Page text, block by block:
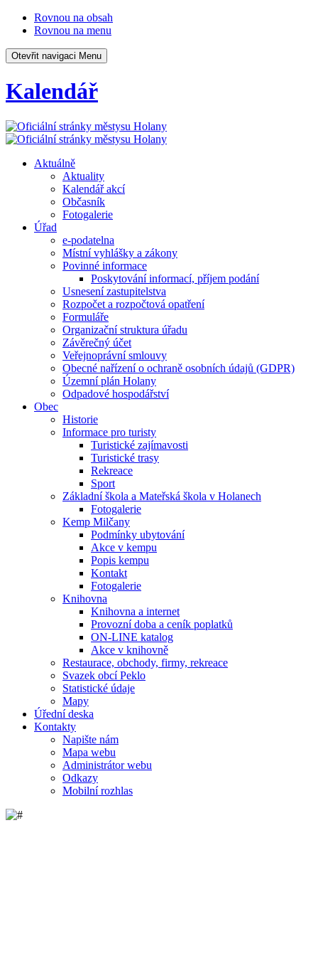
Rovnou na obsah
Rovnou na menu
Otevřit navigaci Menu
Kalendář
Aktuálně
Aktuality
Kalendář akcí
Občasník
Fotogalerie
Úřad
e-podatelna
Místní vyhlášky a zákony
Povinné informace
Poskytování informací, příjem podání
Usnesení zastupitelstva
Rozpočet a rozpočtová opatření
Formuláře
Organizační struktura úřadu
Závěrečný účet
Veřejnoprávní smlouvy
Obecné nařízení o ochraně osobních údajů (GDPR)
Územní plán Holany
Odpadové hospodářství
Obec
Historie
Informace pro turisty
Turistické zajímavosti
Turistické trasy
Rekreace
Sport
Základní škola a Mateřská škola v Holanech
Fotogalerie
Kemp Milčany
Podmínky ubytování
Akce v kempu
Popis kempu
Kontakt
Fotogalerie
Knihovna
Knihovna a internet
Provozní doba a ceník poplatků
ON-LINE katalog
Akce v knihovně
Restaurace, obchody, firmy, rekreace
Svazek obcí Peklo
Statistické údaje
Mapy
Úřední deska
Kontakty
Napište nám
Mapa webu
Administrátor webu
Odkazy
Mobilní rozhlas